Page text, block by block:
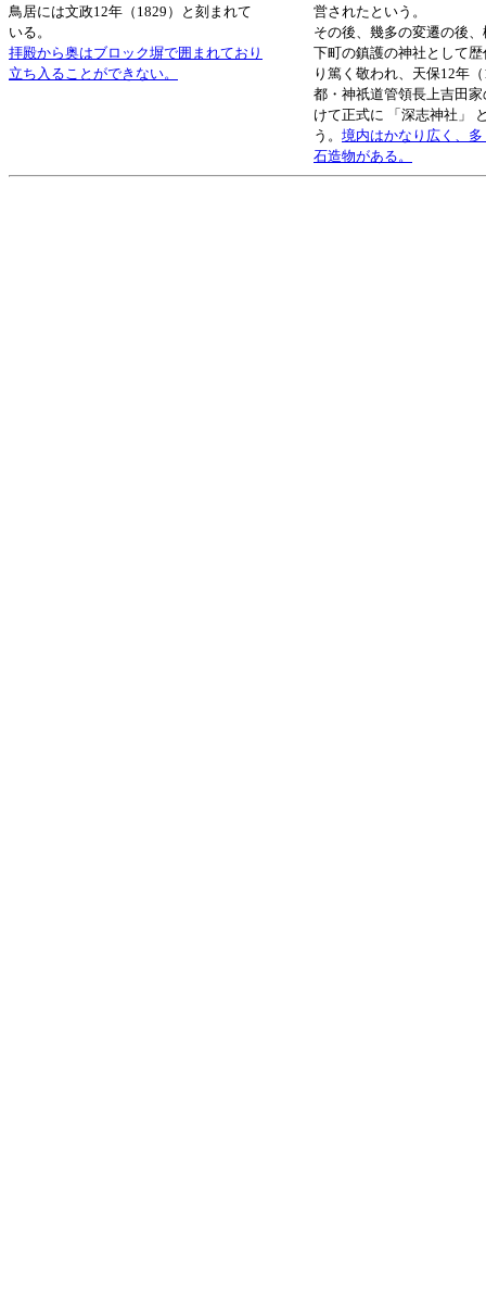
鳥居には文政12年（1829）と刻まれて
いる。
拝殿から奥はブロック塀で囲まれており
立ち入ることができない。
営されたという。
その後、幾多の変遷の後
下町の鎮護の神社として
り篤く敬われ、天保12年
都・神祇道管領長上吉田
けて正式に 「深志神社」
う。 境内はかなり広く、
石造物がある。